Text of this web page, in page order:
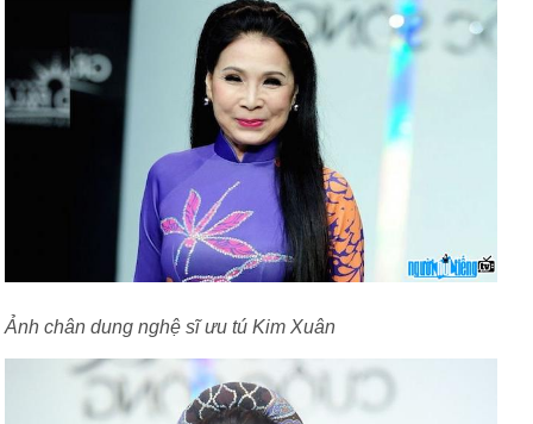
Ảnh chân dung nghệ sĩ ưu tú Kim Xuân